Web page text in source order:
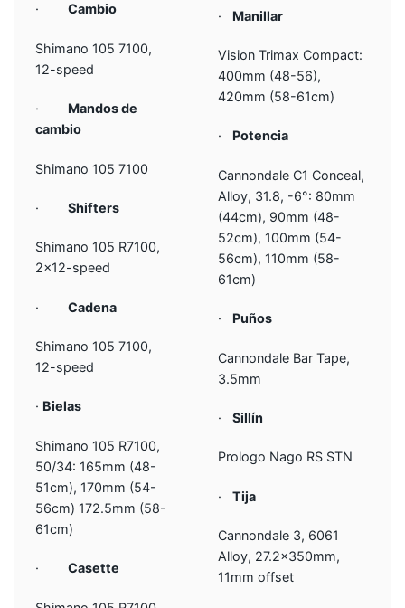
·Cambio
Shimano 105 7100,
12-speed
· Mandos de
cambio
Shimano 105 7100
·Shifters
Shimano 105 R7100,
2×12-speed
·Cadena
Shimano 105 7100,
12-speed
· Bielas
Shimano 105 R7100,
50/34: 165mm (48-
51cm), 170mm (54-
56cm) 172.5mm (58-
61cm)
·Casette
· Manillar
Vision Trimax Compact:
400mm (48-56),
420mm (58-61cm)
· Potencia
Cannondale C1 Conceal,
Alloy, 31.8, -6°: 80mm
(44cm), 90mm (48-
52cm), 100mm (54-
56cm), 110mm (58-
61cm)
· Puños
Cannondale Bar Tape,
3.5mm
·Sillín
Prologo Nago RS STN
·Tija
Cannondale 3, 6061
Alloy, 27.2x350mm,
11mm offset